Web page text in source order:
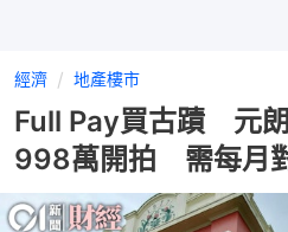
經濟 地產樓市
Full Pay買古蹟 元
998萬開拍 需每月